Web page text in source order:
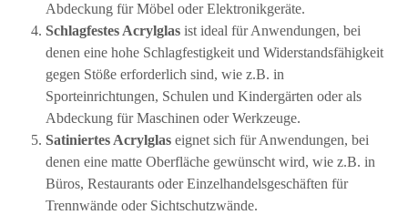
Abdeckung für Möbel oder Elektronikgeräte.
Schlagfestes Acrylglas ist ideal für Anwendungen, bei
denen eine hohe Schlagfestigkeit und Widerstandsfähigkeit
gegen Stöße erforderlich sind, wie z.B. in
Sporteinrichtungen, Schulen und Kindergärten oder als
Abdeckung für Maschinen oder Werkzeuge.
Satiniertes Acrylglas eignet sich für Anwendungen, bei
denen eine matte Oberfläche gewünscht wird, wie z.B. in
Büros, Restaurants oder Einzelhandelsgeschäften für
Trennwände oder Sichtschutzwände.